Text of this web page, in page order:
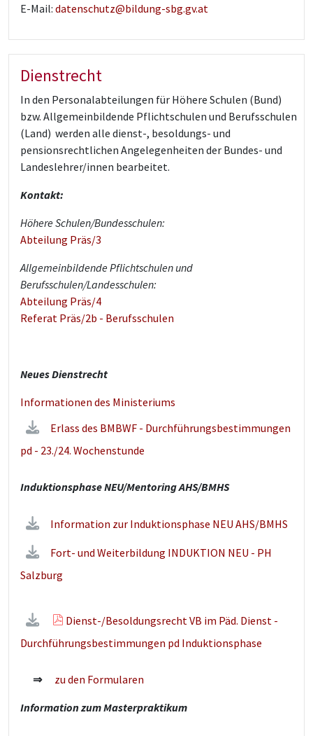
E-Mail: datenschutz@bildung-sbg.gv.at
Dienstrecht
In den Personalabteilungen für Höhere Schulen (Bund)
bzw. Allgemeinbildende Pflichtschulen und Berufsschulen
(Land) werden alle dienst-, besoldungs- und
pensionsrechtlichen Angelegenheiten der Bundes- und
Landeslehrer/innen bearbeitet.
Kontakt:
Höhere Schulen/Bundesschulen:
Abteilung Präs/3
Allgemeinbildende Pflichtschulen und
Berufsschulen/Landesschulen:
Abteilung Präs/4
Referat Präs/2b - Berufsschulen
Neues Dienstrecht
Informationen des Ministeriums
Erlass des BMBWF - Durchführungsbestimmungen
pd - 23./24. Wochenstunde
Induktionsphase NEU/Mentoring AHS/BMHS
Information zur Induktionsphase NEU AHS/BMHS
Fort- und Weiterbildung INDUKTION NEU - PH
Salzburg
Dienst-/Besoldungsrecht VB im Päd. Dienst -
Durchführungsbestimmungen pd Induktionsphase
⇒
zu den Formularen
Information zum Masterpraktikum